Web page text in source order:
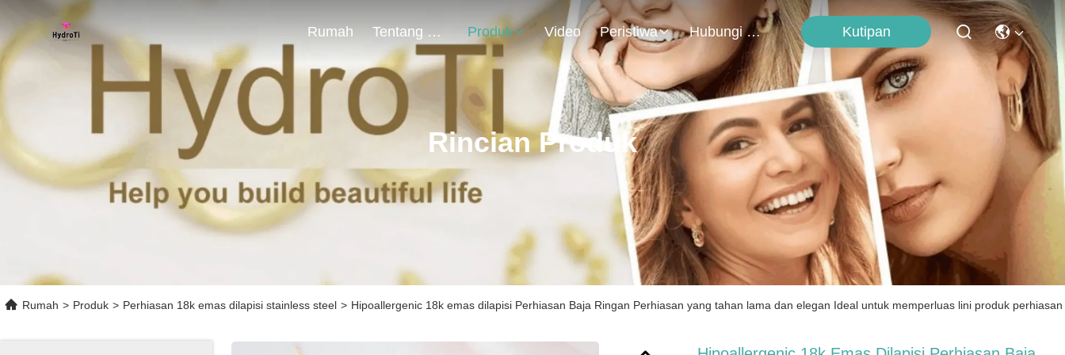
Rumah Tentang Kami Produk Video Peristiwa Hubungi Kami Kutipan
Rincian Produk
Rumah > Produk > Perhiasan 18k emas dilapisi stainless steel > Hipoallergenic 18k emas dilapisi Perhiasan Baja Ringan Perhiasan yang tahan lama dan elegan Ideal untuk memperluas lini produk perhiasan